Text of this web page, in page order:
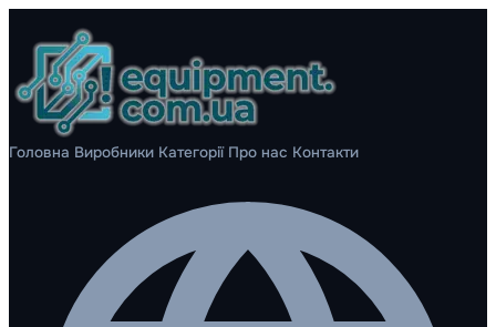
Головна Виробники Категорії Про нас Контакти